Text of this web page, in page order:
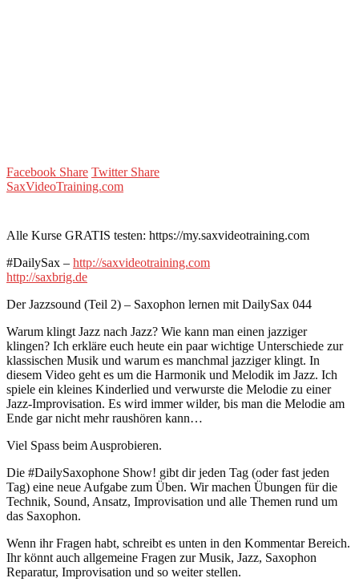
Facebook Share Twitter Share
SaxVideoTraining.com
Alle Kurse GRATIS testen: https://my.saxvideotraining.com
#DailySax – http://saxvideotraining.com
http://saxbrig.de
Der Jazzsound (Teil 2) – Saxophon lernen mit DailySax 044
Warum klingt Jazz nach Jazz? Wie kann man einen jazziger
klingen? Ich erkläre euch heute ein paar wichtige Unterschiede zur
klassischen Musik und warum es manchmal jazziger klingt. In
diesem Video geht es um die Harmonik und Melodik im Jazz. Ich
spiele ein kleines Kinderlied und verwurste die Melodie zu einer
Jazz-Improvisation. Es wird immer wilder, bis man die Melodie am
Ende gar nicht mehr raushören kann…
Viel Spass beim Ausprobieren.
Die #DailySaxophone Show! gibt dir jeden Tag (oder fast jeden
Tag) eine neue Aufgabe zum Üben. Wir machen Übungen für die
Technik, Sound, Ansatz, Improvisation und alle Themen rund um
das Saxophon.
Wenn ihr Fragen habt, schreibt es unten in den Kommentar Bereich.
Ihr könnt auch allgemeine Fragen zur Musik, Jazz, Saxophon
Reparatur, Improvisation und so weiter stellen.